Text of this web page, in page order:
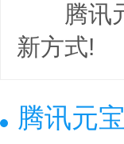
腾讯元
新方式!
腾讯元